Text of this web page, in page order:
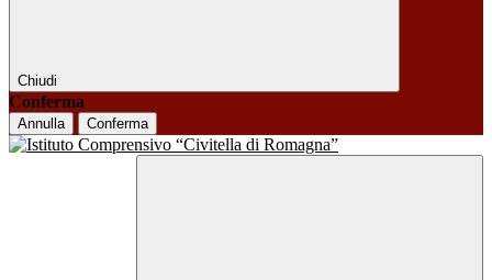
Chiudi
Conferma
Annulla Conferma